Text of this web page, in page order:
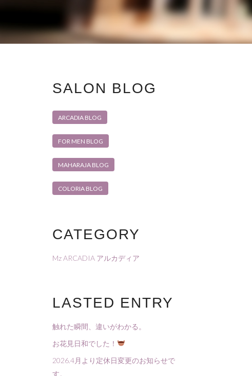
SALON BLOG
ARCADIA BLOG
FOR MEN BLOG
MAHARAJA BLOG
COLORIA BLOG
CATEGORY
Mz ARCADIA アルカディア
LASTED ENTRY
触れた瞬間、違いがわかる。
お花見日和でした！
2026.4月より定休日変更のお知らせで
す。